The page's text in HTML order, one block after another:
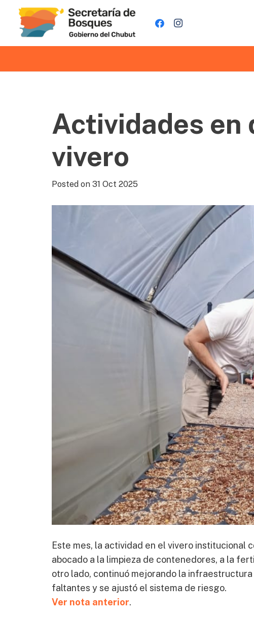
Actividades en
vivero
Posted on 31 Oct 2025
Este mes, la actividad en el vivero institucional
abocado a la limpieza de contenedores, a la
otro lado, continuó mejorando la
faltantes y se ajustó el sistema de riesgo.
Ver nota anterior.